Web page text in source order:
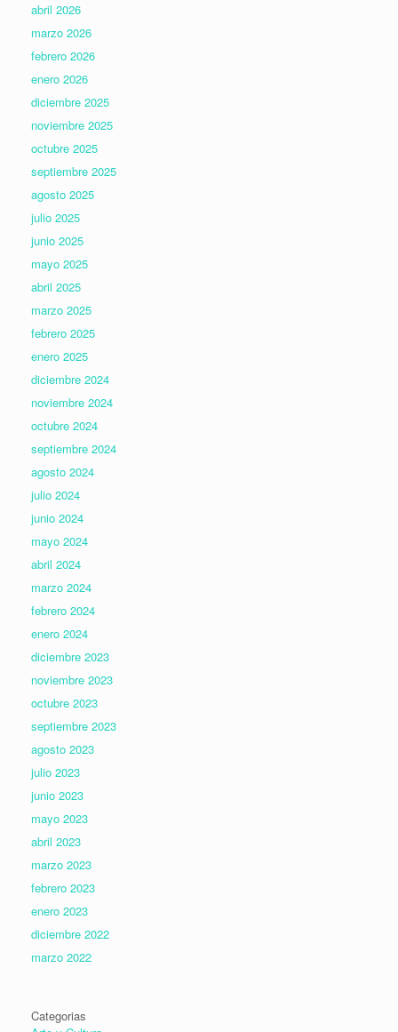
abril 2026
marzo 2026
febrero 2026
enero 2026
diciembre 2025
noviembre 2025
octubre 2025
septiembre 2025
agosto 2025
julio 2025
junio 2025
mayo 2025
abril 2025
marzo 2025
febrero 2025
enero 2025
diciembre 2024
noviembre 2024
octubre 2024
septiembre 2024
agosto 2024
julio 2024
junio 2024
mayo 2024
abril 2024
marzo 2024
febrero 2024
enero 2024
diciembre 2023
noviembre 2023
octubre 2023
septiembre 2023
agosto 2023
julio 2023
junio 2023
mayo 2023
abril 2023
marzo 2023
febrero 2023
enero 2023
diciembre 2022
marzo 2022
Categorias